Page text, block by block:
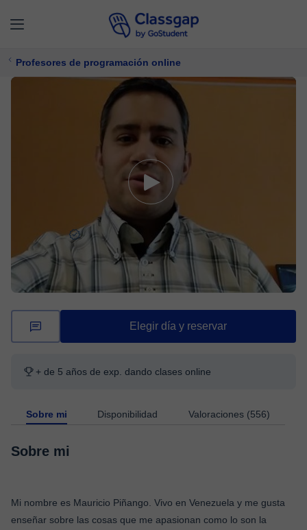
Profesores de programación online
Mauricio
5,0 (556)
5032 clases
Programación
Ofrece prueba gratuita
$ 16/ clase
Elegir día y reservar
+ de 5 años de exp. dando clases online
Sobre mi Disponibilidad Valoraciones (556)
Sobre mi
Mi nombre es Mauricio Piñango. Vivo en Venezuela y me gusta
enseñar sobre las cosas que me apasionan como lo son la